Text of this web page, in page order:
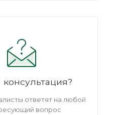
ответят на любой
вопрос